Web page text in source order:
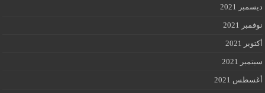
ديسمبر 2021
نوفمبر 2021
أكتوبر 2021
سبتمبر 2021
أغسطس 2021